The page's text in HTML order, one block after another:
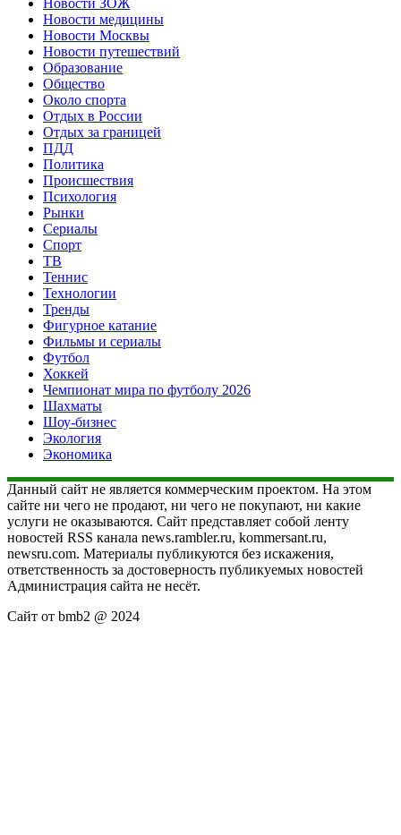
Новости медицины
Новости Москвы
Новости путешествий
Образование
Общество
Около спорта
Отдых в России
Отдых за границей
ПДД
Политика
Происшествия
Психология
Рынки
Сериалы
Спорт
ТВ
Теннис
Технологии
Тренды
Фигурное катание
Фильмы и сериалы
Футбол
Хоккей
Чемпионат мира по футболу 2026
Шахматы
Шоу-бизнес
Экология
Экономика
Данный сайт не является коммерческим проектом. На этом
сайте ни чего не продают, ни чего не покупают, ни какие
услуги не оказываются. Сайт представляет собой ленту
новостей RSS канала news.rambler.ru, kommersant.ru,
newsru.com. Материалы публикуются без искажения,
ответственность за достоверность публикуемых новостей
Администрация сайта не несёт.
Сайт от bmb2 @ 2024